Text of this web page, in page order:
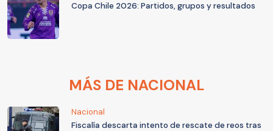
Copa Chile 2026: Partidos, grupos y resultados
MÁS DE NACIONAL
Nacional
Fiscalía descarta intento de rescate de reos tras